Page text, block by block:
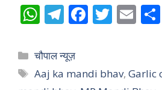
W
h
at
s
T
el
e
gr
F
ac
b
T
w
er
E
m
l
Categories
चौपाल न्यूज़
Tags
Aaj ka mandi bhav,Garlic